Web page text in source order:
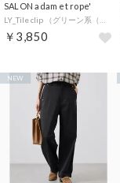
SALON adam et rope'
￥3,850
NEW